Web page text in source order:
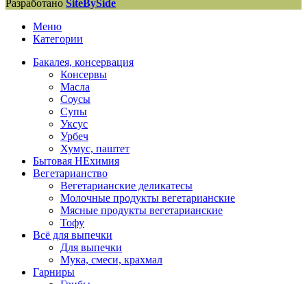
Разработано SiteBySide
Меню
Категории
Бакалея, консервация
Консервы
Масла
Соусы
Супы
Уксус
Урбеч
Хумус, паштет
Бытовая НЕхимия
Вегетарианство
Вегетарианские деликатесы
Молочные продукты вегетарианские
Мясные продукты вегетарианские
Тофу
Всё для выпечки
Для выпечки
Мука, смеси, крахмал
Гарниры